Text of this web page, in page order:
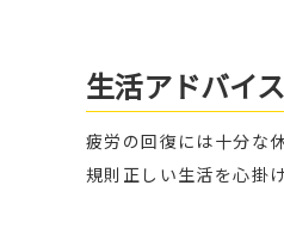
生活アドバイス
疲労の回復には十分な
規則正しい生活を心掛